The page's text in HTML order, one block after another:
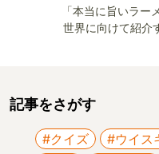
「本当に旨いラー
世界に向けて紹介
記事をさがす
#クイズ #ウイス